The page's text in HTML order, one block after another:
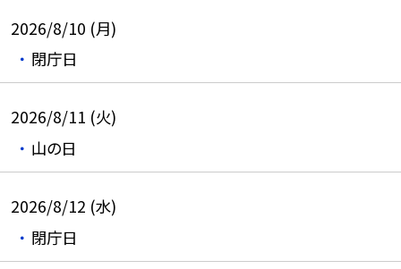
2026/8/10 (月)
閉庁日
2026/8/11 (火)
山の日
2026/8/12 (水)
閉庁日